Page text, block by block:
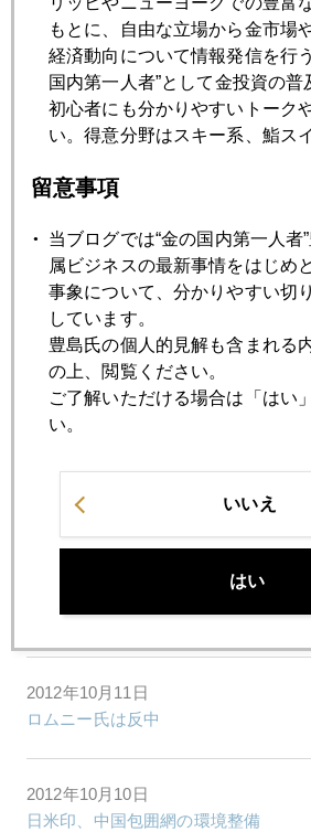
緊縮デモ、ロンドンに飛び火
2012年10月19日
中国経済7.4%へ減速、商品市場への
2012年10月18日
2012年10月17日
金の落下傘 一日在職で３４億円の退
2012年10月16日
経済危機下の資産防衛―円は安全？
IMFが入り「おかずが減った」韓国
2012年10月11日
ロムニー氏は反中
2012年10月10日
日米印、中国包囲網の環境整備
もとに、自由な立場から金市場
経済動向について情報発信を行
国内第一人者”として金投資の
初心者にも分かりやすいトーク
い。得意分野はスキー系、鮨ス
留意事項
当ブログでは“金の国内第一人者
属ビジネスの最新事情をはじめ
事象について、分かりやすい切
しています。
豊島氏の個人的見解も含まれる
の上、閲覧ください。
ご了解いただける場合は「はい
い。
いいえ
はい